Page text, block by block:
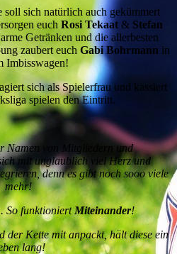
soll sich natürlich auch gekümmert
euch Rosi Tekaat& Stefan
Getränken und die allerbesten
zaubert euch Gabi Bohrmann in
Imbisswagen!
sich als Spielerfrau und kassiert
spielen den Eintritt.
Namen von Mitgliedern und
mit unglaublich viel Herz und
denn es gibt noch sooo viele
mehr!
. So funktioniertMiteinander!
der Kette mit anpackt, hält diese ein
lang!